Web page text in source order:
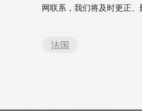
网联系，我们将及时更正
法国